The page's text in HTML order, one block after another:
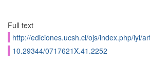
Full text
http://ediciones.ucsh.cl/ojs/index.php/lyl/
10.29344/0717621X.41.2252